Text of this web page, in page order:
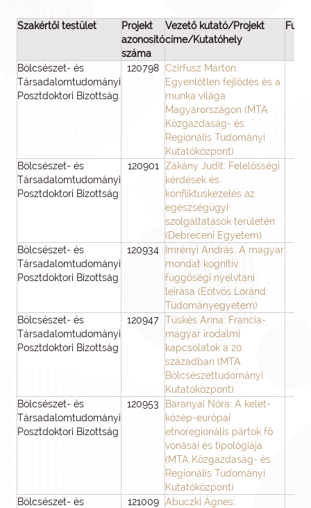
Szakértői testület
Projekt
azonosító
száma
Vezető kutató/Projekt
címe/Kutatóhely
Bölcsészet- és
Társadalomtudományi
Posztdoktori Bizottság
120798 Czirfusz Márton:
Egyenlőtlen fejlődés és a
munka világa
Magyarországon (MTA
Közgazdaság- és
Regionális Tudományi
Kutatóközpont)
Bölcsészet- és
Társadalomtudományi
Posztdoktori Bizottság
120901
Zákány Judit: Felelősségi
kérdések és
konfliktuskezelés az
egészségügyi
szolgáltatások területén
(Debreceni Egyetem)
Bölcsészet- és
Társadalomtudományi
Posztdoktori Bizottság
120934
Imrényi András: A magyar
mondat kognitív
függőségi nyelvtani
leírása (Eötvös Loránd
Tudományegyetem)
Bölcsészet- és
Társadalomtudományi
Posztdoktori Bizottság
120947 Tüskés Anna: Francia-
magyar irodalmi
kapcsolatok a 20.
században (MTA
Bölcsészettudományi
Kutatóközpont)
Bölcsészet- és
Társadalomtudományi
Posztdoktori Bizottság
120953
Baranyai Nóra: A kelet-
közép-európai
etnoregionális pártok fő
vonásai és tipológiája
(MTA Közgazdaság- és
Regionális Tudományi
Kutatóközpont)
Bölcsészet- és
121009 Abuczki Ágnes: